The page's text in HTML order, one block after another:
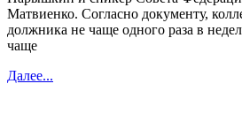
Матвиенко. Согласно документу,
должника не чаще одного раза в
чаще
Далее...